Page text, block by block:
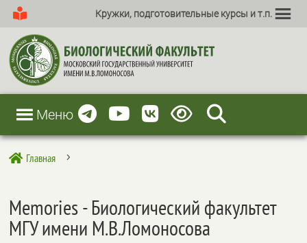
Кружки, подготовительные курсы и т.п.
Меню
 Главная 5
Memories - Биологический факультет
МГУ имени М.В.Ломоносова